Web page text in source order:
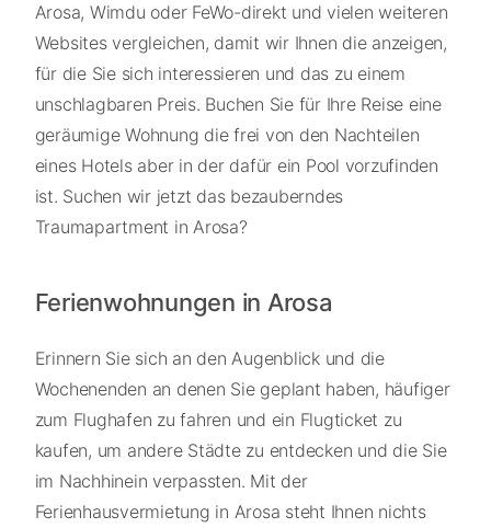
Arosa, Wimdu oder FeWo-direkt und vielen weiteren
Websites vergleichen, damit wir Ihnen die anzeigen,
für die Sie sich interessieren und das zu einem
unschlagbaren Preis. Buchen Sie für Ihre Reise eine
geräumige Wohnung die frei von den Nachteilen
eines Hotels aber in der dafür ein Pool vorzufinden
ist. Suchen wir jetzt das bezauberndes
Traumapartment in Arosa?
Ferienwohnungen in Arosa
Erinnern Sie sich an den Augenblick und die
Wochenenden an denen Sie geplant haben, häufiger
zum Flughafen zu fahren und ein Flugticket zu
kaufen, um andere Städte zu entdecken und die Sie
im Nachhinein verpassten. Mit der
Ferienhausvermietung in Arosa steht Ihnen nichts